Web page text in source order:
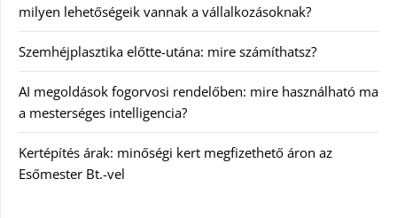
milyen lehetőségeik vannak a vállalkozásoknak?
Szemhéjplasztika előtte-utána: mire számíthatsz?
AI megoldások fogorvosi rendelőben: mire használható ma
a mesterséges intelligencia?
Kertépítés árak: minőségi kert megfizethető áron az
Esőmester Bt.-vel